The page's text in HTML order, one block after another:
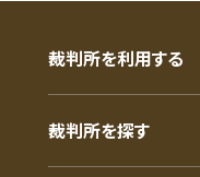
裁判所を利用する
裁判所を探す